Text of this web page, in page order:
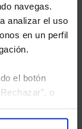
navegas.
analizar el uso
en un perfil
el botón
o